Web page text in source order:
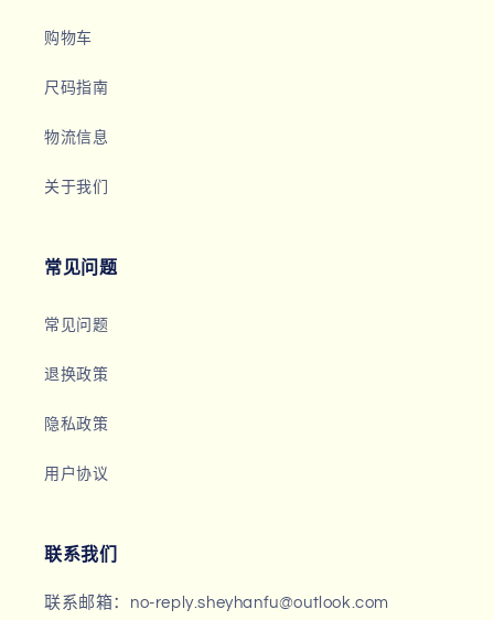
购物车
尺码指南
物流信息
关于我们
常见问题
常见问题
退换政策
隐私政策
用户协议
联系我们
联系邮箱：no-reply.sheyhanfu@outlook.com